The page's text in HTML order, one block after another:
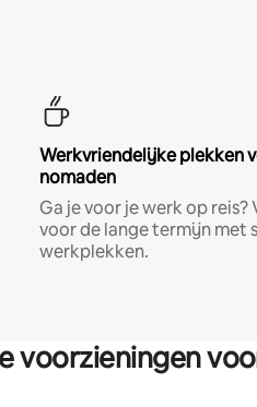
Werkvriendelijke plekken
nomaden
Ga je voor je werk op
voor de lange termijn met
werkplekken.
voorzieningen